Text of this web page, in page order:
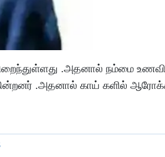
.அதனால் நம்மை
.அதனால் காய் களில்